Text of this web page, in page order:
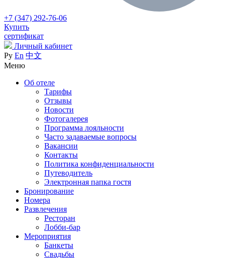
+7 (347) 292-76-06
Купить
сертификат
Личный кабинет
Ру En 中文
Меню
Об отеле
Тарифы
Отзывы
Новости
Фотогалерея
Программа лояльности
Часто задаваемые вопросы
Вакансии
Контакты
Политика конфиденциальности
Путеводитель
Электронная папка гостя
Бронирование
Номера
Развлечения
Ресторан
Лобби-бар
Мероприятия
Банкеты
Свадьбы